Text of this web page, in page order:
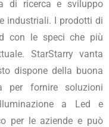
di ricerca e sviluppo
industriali. I prodotti di
con le speci che più
StarStarry vanta
dispone della buona
per fornire soluzioni
a Led e
per le aziende e può